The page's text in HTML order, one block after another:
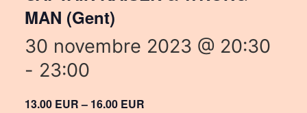
MAN (Gent)
30 novembre 2023 @ 20:30
- 23:00
13.00 EUR – 16.00 EUR